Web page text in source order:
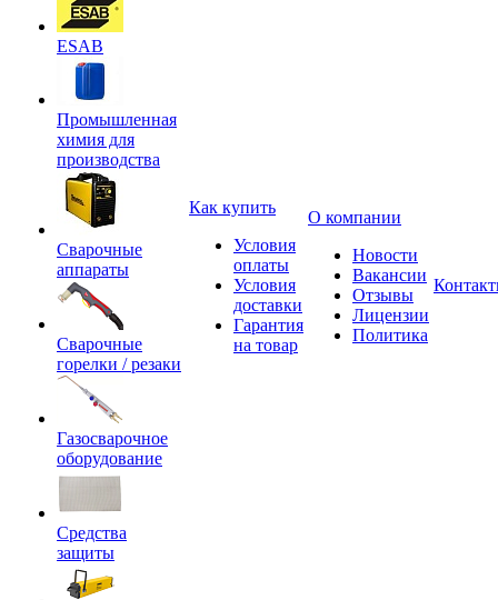
ESAB
Промышленная
химия для
производства
Сварочные
аппараты
Сварочные
горелки / резаки
Газосварочное
оборудование
Средства
защиты
Как купить
Условия
оплаты
Условия
доставки
Гарантия
на товар
О компании
Новости
Вакансии
Отзывы
Лицензии
Политика